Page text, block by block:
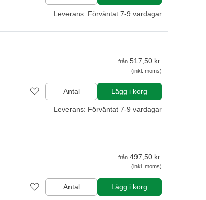
Leverans: Förväntat 7-9 vardagar
från 517,50 kr.
(inkl. moms)
Antal Lägg i korg
Leverans: Förväntat 7-9 vardagar
från 497,50 kr.
(inkl. moms)
Antal Lägg i korg